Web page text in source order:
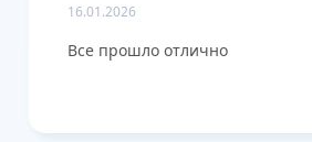
16.01.2026
Все прошло отлично